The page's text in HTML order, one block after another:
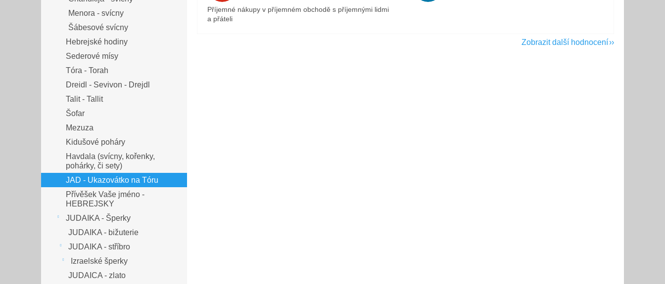
Menora - svícny
Šábesové svícny
Hebrejské hodiny
Sederové mísy
Tóra - Torah
Dreidl - Sevivon - Drejdl
Talit - Tallit
Šofar
Mezuza
Kidušové poháry
Havdala (svícny, kořenky,
pohárky, či sety)
JAD - Ukazovátko na Tóru
Přívěšek Vaše jméno -
HEBREJSKY
JUDAIKA - Šperky
JUDAIKA - bižuterie
JUDAIKA - stříbro
Izraelské šperky
JUDAICA - zlato
Příjemné nákupy v příjemném obchodě s příjemnými lidmi
a přáteli
Zobrazit další hodnocení